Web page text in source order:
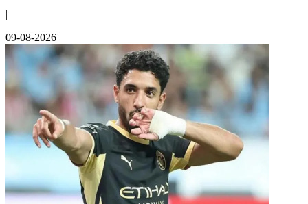
|
09-08-2026